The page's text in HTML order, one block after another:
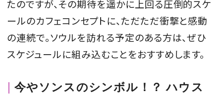
FOLLOW US
たのですが、その期待を遥かに上回る圧倒的スケ
ールのカフェコンセプトに、ただただ衝撃と感動
の連続で。ソウルを訪れる予定のある方は、ぜひ
スケジュールに組み込むことをおすすめします。
今やソンスのシンボル！？ ハウス